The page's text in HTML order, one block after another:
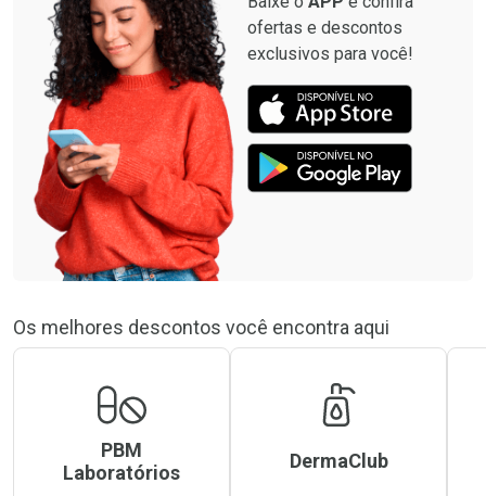
ofertas e descontos
exclusivos para você!
Os melhores descontos você encontra aqui
PBM
Laboratórios
DermaClub